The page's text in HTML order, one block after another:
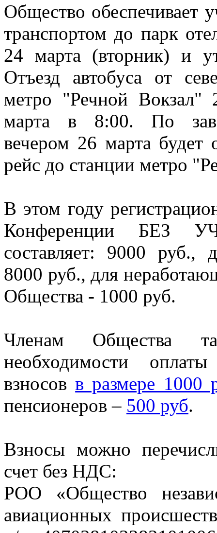
Общество обеспечивает
транспортом до парк
24 марта (вторник) и
Отъезд автобуса от
метро "Речной
марта в 8:00. По
вечером 26 марта будет
рейс до станции метро
В этом году
Конференции БЕЗ
составляет: 9000 руб.,
8000 руб., для
Общества - 1000 руб.
Членам Общества
необходимости
взносовв размере 1000
пенсионеров – 500 руб.
Взносы можно
счет без НДС:
РОО «Общество
авиационных